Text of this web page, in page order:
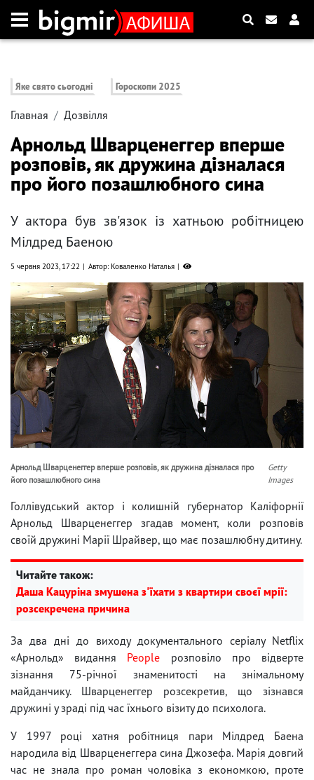
Яке свято сьогодні Гороскопи 2025
Главная Дозвілля
Арнольд Шварценеггер вперше
розповів, як дружина дізналася
про його позашлюбного сина
У актора був зв'язок із хатньою робітницею
Мілдред Баеною
5 червня 2023, 17:22 Автор: Коваленко Наталья
Арнольд Шварценеггер вперше розповів, як дружина дізналася про
його позашлюбного сина
Getty
Images
Голлівудський актор і колишній губернатор Каліфорнії
Арнольд Шварценеггер згадав момент, коли розповів
своїй дружині Марії Шрайвер, що має позашлюбну дитину.
Читайте також:
Даша Кацуріна змушена з'їхати з квартири своєї мрії:
розсекречена причина
За два дні до виходу документального серіалу Netflix
«Арнольд» видання People розповіло про відверте
зізнання 75-річної знаменитості на знімальному
майданчику. Шварценеггер розсекретив, що зізнався
дружині у зраді під час їхнього візиту до психолога.
У 1997 році хатня робітниця пари Мілдред Баена
народила від Шварценеггера сина Джозефа. Марія довгий
час не знала про роман чоловіка з економкою, проте